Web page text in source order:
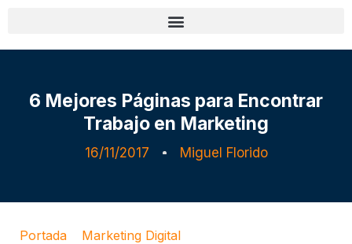
6 Mejores Páginas para Encontrar
Trabajo en Marketing
16/11/2017 Miguel Florido
Portada Marketing Digital